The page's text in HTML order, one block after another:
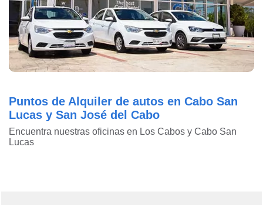
Puntos de Alquiler de autos en Cabo San
Lucas y San José del Cabo
Encuentra nuestras oficinas en Los Cabos y Cabo San
Lucas